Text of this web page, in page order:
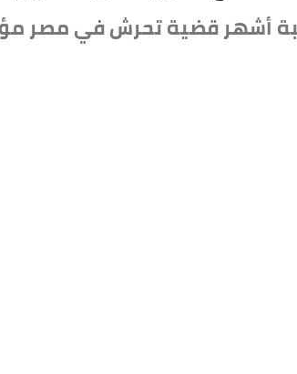
أشهر قضية تحرش في مصر